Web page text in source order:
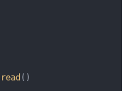
read ()